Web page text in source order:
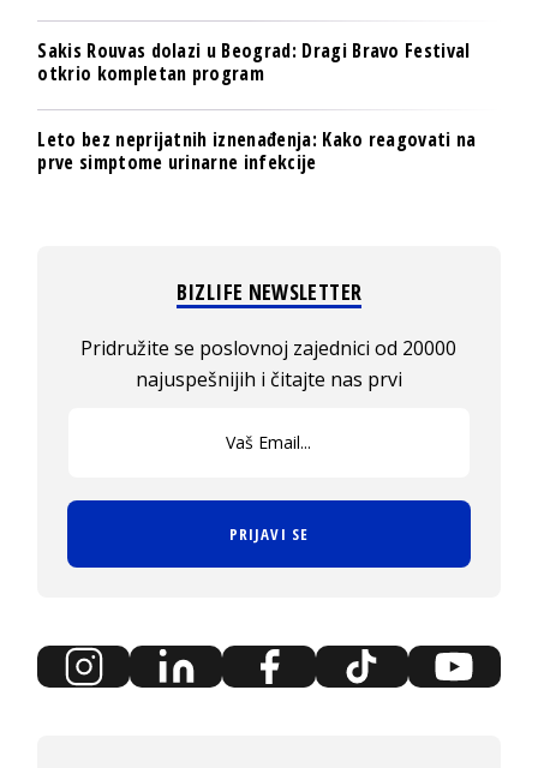
Sakis Rouvas dolazi u Beograd: Dragi Bravo Festival
otkrio kompletan program
Leto bez neprijatnih iznenađenja: Kako reagovati na
prve simptome urinarne infekcije
BIZLIFE NEWSLETTER
Pridružite se poslovnoj zajednici od 20000
najuspešnijih i čitajte nas prvi
PRIJAVI SE